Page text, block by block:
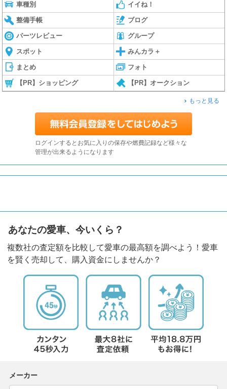
車種別 イイね！
整備手帳 ブログ
パーツレビュー グループ
スポット みんカラ＋
まとめ フォト
【PR】ショッピング 【PR】オークション
もっと見る
ログインするとお気に入りの保存や燃費記録など様々な
管理が出来るようになります
あなたの愛車、今いくら？
複数社の査定額を比較して愛車の最高額を調べよう！愛車
を賢く売却して、購入資金にしませんか？
メーカー